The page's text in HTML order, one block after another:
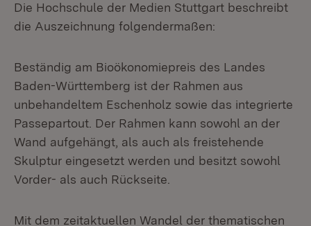
Die Hochschule der Medien Stuttgart beschreibt
die Auszeichnung folgendermaßen:
Beständig am Bioökonomiepreis des Landes
Baden-Württemberg ist der Rahmen aus
unbehandeltem Eschenholz sowie das integrierte
Passepartout. Der Rahmen kann sowohl an der
Wand aufgehängt, als auch als freistehende
Skulptur eingesetzt werden und besitzt sowohl
Vorder- als auch Rückseite.
Mit dem zeitaktuellen Wandel der thematischen